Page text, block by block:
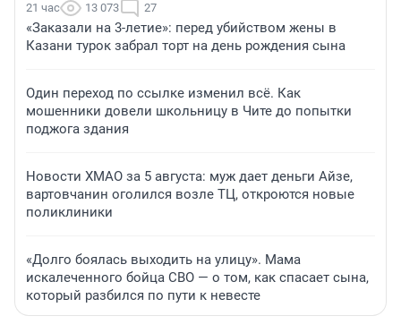
21 час 13 073 27
«Заказали на 3-летие»: перед убийством жены в
Казани турок забрал торт на день рождения сына
Один переход по ссылке изменил всё. Как
мошенники довели школьницу в Чите до попытки
поджога здания
Новости ХМАО за 5 августа: муж дает деньги Айзе,
вартовчанин оголился возле ТЦ, откроются новые
поликлиники
«Долго боялась выходить на улицу». Мама
искалеченного бойца СВО — о том, как спасает сына,
который разбился по пути к невесте